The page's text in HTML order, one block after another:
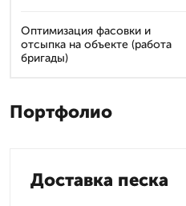
Оптимизация фасовки и
отсыпка на объекте (работа
бригады)
Портфолио
Доставка песка